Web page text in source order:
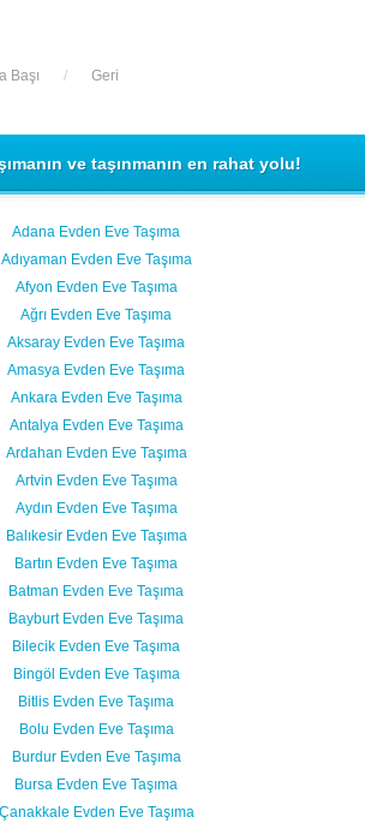
Başı / Geri
ve taşınmanın en rahat yolu!
Adana Evden Eve Taşıma
Adıyaman Evden Eve Taşıma
Afyon Evden Eve Taşıma
Ağrı Evden Eve Taşıma
Aksaray Evden Eve Taşıma
Amasya Evden Eve Taşıma
Ankara Evden Eve Taşıma
Antalya Evden Eve Taşıma
Ardahan Evden Eve Taşıma
Artvin Evden Eve Taşıma
Aydın Evden Eve Taşıma
Balıkesir Evden Eve Taşıma
Bartın Evden Eve Taşıma
Batman Evden Eve Taşıma
Bayburt Evden Eve Taşıma
Bilecik Evden Eve Taşıma
Bingöl Evden Eve Taşıma
Bitlis Evden Eve Taşıma
Bolu Evden Eve Taşıma
Burdur Evden Eve Taşıma
Bursa Evden Eve Taşıma
Çanakkale Evden Eve Taşıma